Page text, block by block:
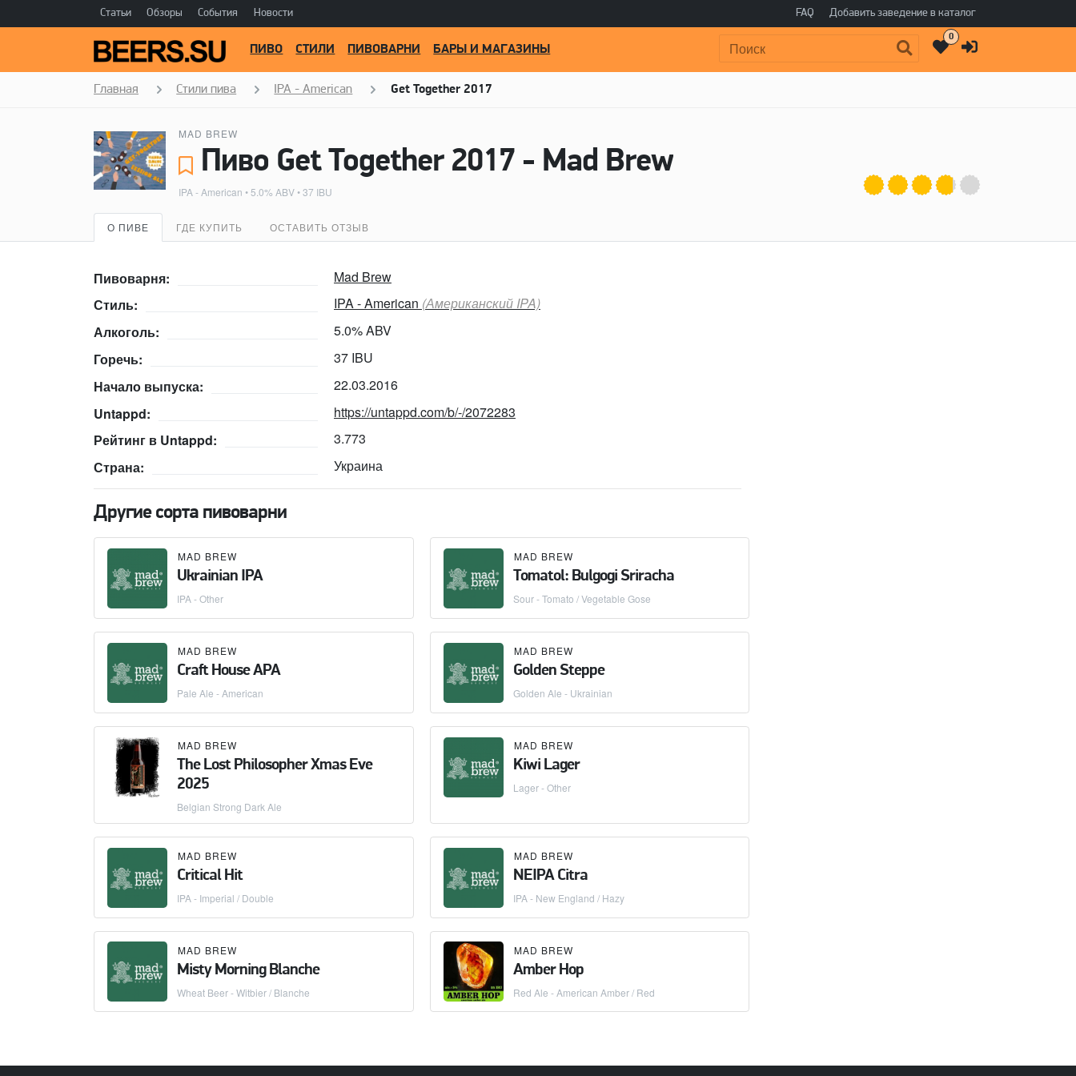
Статьи Обзоры События Новости FAQ Добавить заведение в каталог
Поиск:
ПИВО СТИЛИ ПИВОВАРНИ БАРЫ И МАГАЗИНЫ
0
Главная Стили пива IPA - American Get Together 2017
MAD BREW
Пиво Get Together 2017 - Mad Brew
IPA - American • 5.0% ABV • 37 IBU
О ПИВЕ ГДЕ КУПИТЬ ОСТАВИТЬ ОТЗЫВ
Пивоварня:
Mad Brew
Стиль:
IPA - American (Американский IPA)
Алкоголь:
5.0% ABV
Горечь:
37 IBU
Начало выпуска:
22.03.2016
Untappd:
https://untappd.com/b/-/2072283
Рейтинг в Untappd:
3.773
Страна:
Украина
Другие сорта пивоварни
MAD BREW
Ukrainian IPA
IPA - Other
MAD BREW
Tomatol: Bulgogi Sriracha
Sour - Tomato / Vegetable Gose
MAD BREW
Craft House APA
Pale Ale - American
MAD BREW
Golden Steppe
Golden Ale - Ukrainian
MAD BREW
The Lost Philosopher Xmas Eve
2025
Belgian Strong Dark Ale
MAD BREW
Kiwi Lager
Lager - Other
MAD BREW
Critical Hit
IPA - Imperial / Double
MAD BREW
NEIPA Citra
IPA - New England / Hazy
MAD BREW
Misty Morning Blanche
Wheat Beer - Witbier / Blanche
MAD BREW
Amber Hop
Red Ale - American Amber / Red